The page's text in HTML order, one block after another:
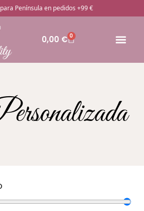
Península en pedidos +99 €
0,00 € 0